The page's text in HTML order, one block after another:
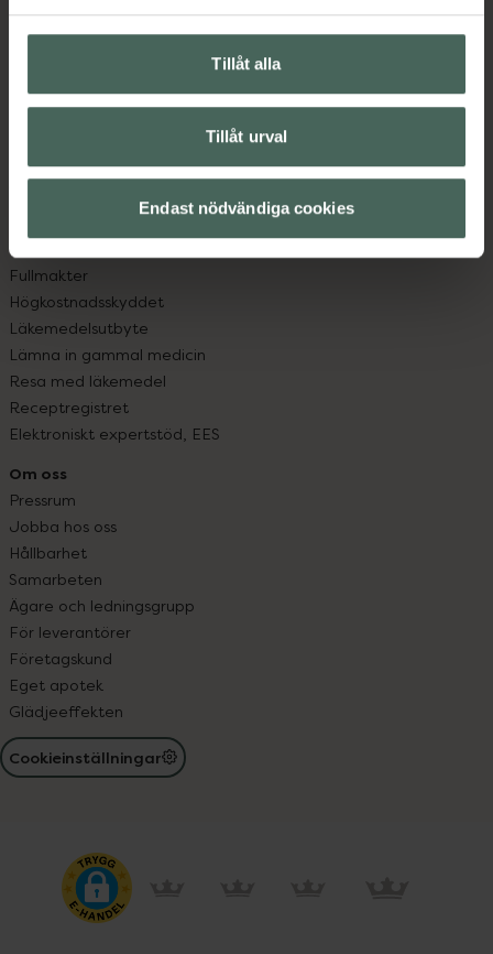
Tillåt alla
Tillåt urval
Endast nödvändiga cookies
Leverans, betalning och retur
App
Om recept och läkemedel
Fullmakter
Högkostnadsskyddet
Läkemedelsutbyte
Lämna in gammal medicin
Resa med läkemedel
Receptregistret
Elektroniskt expertstöd, EES
Om oss
Pressrum
Jobba hos oss
Hållbarhet
Samarbeten
Ägare och ledningsgrupp
För leverantörer
Företagskund
Eget apotek
Glädjeeffekten
Cookieinställningar